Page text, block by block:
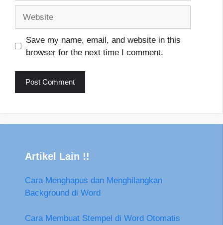
Save my name, email, and website in this
browser for the next time I comment.
Artikel Lain !!
Cara Menghapus dan Menghilangkan
Background di Word
Cara Membuat Stempel di Word Otomatis